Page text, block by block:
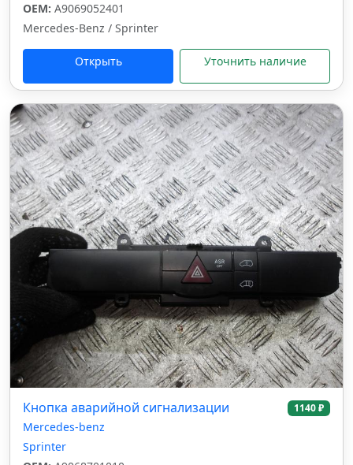
OEM: A9069052401
Mercedes-Benz / Sprinter
Открыть Уточнить наличие
Кнопка аварийной сигнализации 1140 ₽
Mercedes-benz
Sprinter